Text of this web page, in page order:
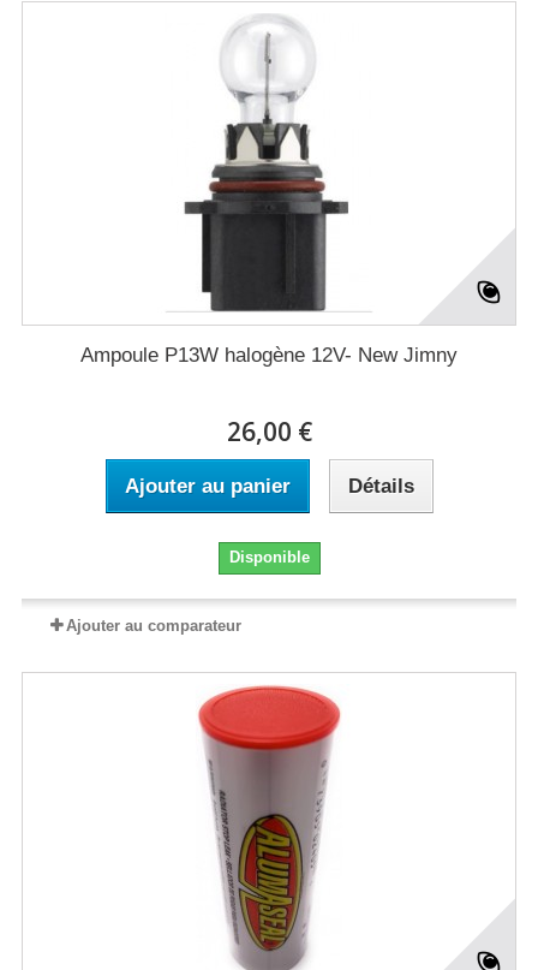
Ampoule P13W halogène 12V- New Jimny
26,00 €
Ajouter au panier Détails
Disponible
Ajouter au comparateur